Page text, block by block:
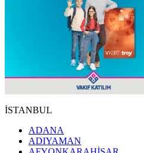
İSTANBUL
ADANA
ADIYAMAN